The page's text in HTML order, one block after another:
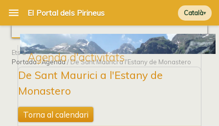
Català
Agenda d'activitats
Ets a
Portada/Agenda/ De Sant Maurici a l'Estany de Monastero
De Sant Maurici a l'Estany de
Monastero
Torna al calendari